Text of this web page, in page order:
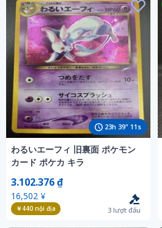
23h 39" 09 s
わるいエーフィ 旧裏面 ポケモン
カード ポケカ キラ
3.102.376 ₫
16,502 ¥
￥440 nội địa 3lượt đấu